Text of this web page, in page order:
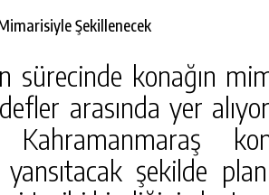
Şekillenecek
sürecinde konağın
arasında yer
Kahramanmaraş
şekilde